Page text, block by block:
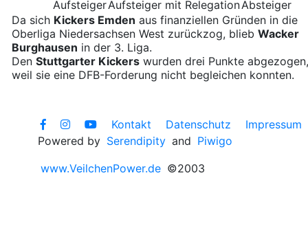
AufsteigerAufsteiger mit RelegationAbsteiger
Da sich Kickers Emden aus finanziellen Gründen in die
Oberliga Niedersachsen West zurückzog, blieb Wacker
Burghausen in der 3. Liga.
Den Stuttgarter Kickers wurden drei Punkte abgezogen,
weil sie eine DFB-Forderung nicht begleichen konnten.
Kontakt Datenschutz
Impressum
Powered by Serendipity and Piwigo
www.VeilchenPower.de ©2003